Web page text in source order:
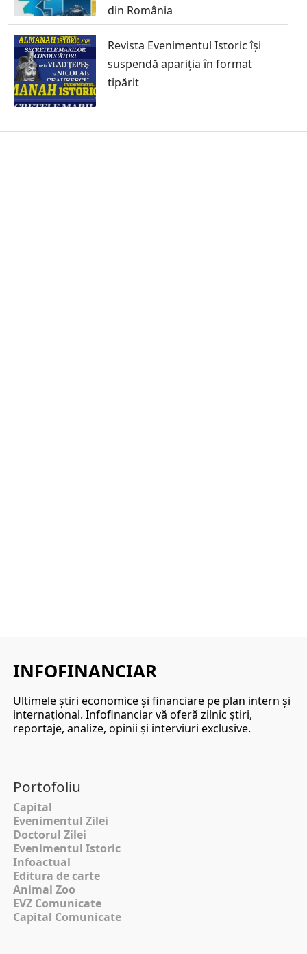
din România
Revista Evenimentul Istoric își
suspendă apariția în format
tipărit
INFOFINANCIAR
Ultimele ştiri economice şi financiare pe plan intern şi
internaţional. Infofinanciar vă oferă zilnic ştiri,
reportaje, analize, opinii şi interviuri exclusive.
Portofoliu
Capital
Evenimentul Zilei
Doctorul Zilei
Evenimentul Istoric
Infoactual
Editura de carte
Animal Zoo
EVZ Comunicate
Capital Comunicate